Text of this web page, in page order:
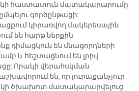
հաստատուն մատակարարումը
գործընթացի:
կիրառվող մակերեսային
են հարթ ներքին
դիմացկուն են մնացորդների
և հեշտացնում են լրիվ
Որակի վերահսկման
են, որ յուրաքանչյուր
ծխախոտ մատակարարվելուց